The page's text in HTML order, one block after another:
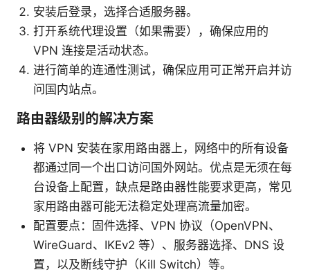
安装后登录，选择合适服务器。
打开系统代理设置（如果需要），确保应用的
VPN 连接是活动状态。
进行简单的连通性测试，确保应用可正常开启并访
问国内站点。
路由器级别的解决方案
将 VPN 安装在家用路由器上，网络中的所有设备
都通过同一个出口访问国外网站。优点是无须在每
台设备上配置，缺点是路由器性能要求更高，常见
家用路由器可能无法稳定处理高流量加密。
配置要点：固件选择、VPN 协议（OpenVPN、
WireGuard、IKEv2 等）、服务器选择、DNS 设
置，以及断线守护（Kill Switch）等。